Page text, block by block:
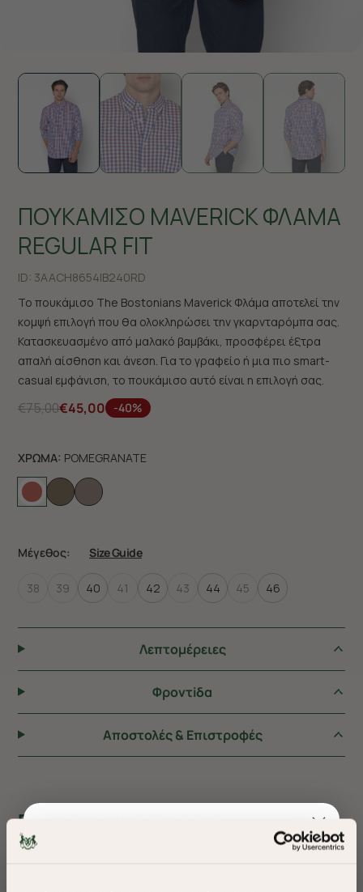
ΠΟΥΚΑΜΙΣΟ MAVERICK ΦΛΑΜΑ
REGULAR FIT
ID: 3AACH8654|B240RD
Το πουκάμισο The Bostonians Maverick Φλάμα αποτελεί την
κομψή επιλογή που θα ολοκληρώσει την γκαρνταρόμπα σας.
Κατασκευασμένο από μαλακό βαμβάκι, προσφέρει έξτρα
απαλή αίσθηση και άνεση. Για το γραφείο ή μια πιο smart-
casual εμφάνιση, το πουκάμισο αυτό είναι η επιλογή σας.
€75,00€45,00 -40%
ΧΡΩΜΑ: POMEGRANATE
Μέγεθος: Size Guide
38 39 40 41 42 43 44 45 46
Λεπτομέρειες
Φροντiδα
Αποστολές & Επιστροφές
ΠΡΟΤΕΙΝΟΥΜΕ ΓΙΑ ΕΣΑΣ